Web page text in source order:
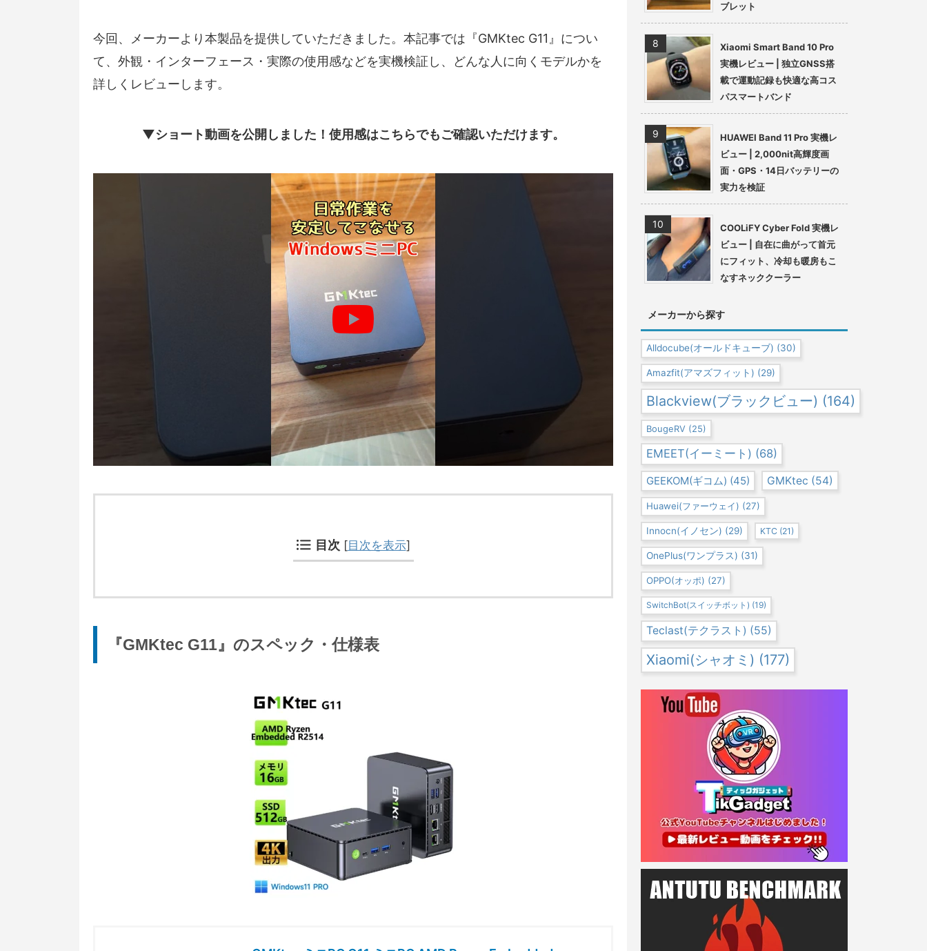
今回、メーカーより本製品を提供していただきました。本記事では『GMKtec G11』につい
て、外観・インターフェース・実際の使用感などを実機検証し、どんな人に向くモデルかを
詳しくレビューします。
▼ショート動画を公開しました！使用感はこちらでもご確認いただけます。
目次 [目次を表示]
『GMKtec G11』のスペック・仕様表
ブレット
Xiaomi Smart Band 10 Pro
実機レビュー | 独立GNSS搭
載で運動記録も快適な高コス
パスマートバンド
HUAWEI Band 11 Pro 実機レ
ビュー | 2,000nit高輝度画
面・GPS・14日バッテリーの
実力を検証
COOLiFY Cyber Fold 実機レ
ビュー | 自在に曲がって首元
にフィット、冷却も暖房もこ
なすネッククーラー
メーカーから探す
Alldocube(オールドキューブ) (30)
Amazfit(アマズフィット) (29)
Blackview(ブラックビュー) (164)
BougeRV (25)
EMEET(イーミート) (68)
GEEKOM(ギコム) (45) GMKtec (54)
Huawei(ファーウェイ) (27)
Innocn(イノセン) (29) KTC (21)
OnePlus(ワンプラス) (31)
OPPO(オッポ) (27)
SwitchBot(スイッチボット) (19)
Teclast(テクラスト) (55)
Xiaomi(シャオミ) (177)